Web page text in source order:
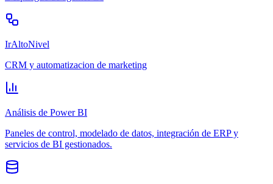
IrAltoNivel
CRM y automatizacion de marketing
Análisis de Power BI
Paneles de control, modelado de datos, integración de ERP y
servicios de BI gestionados.